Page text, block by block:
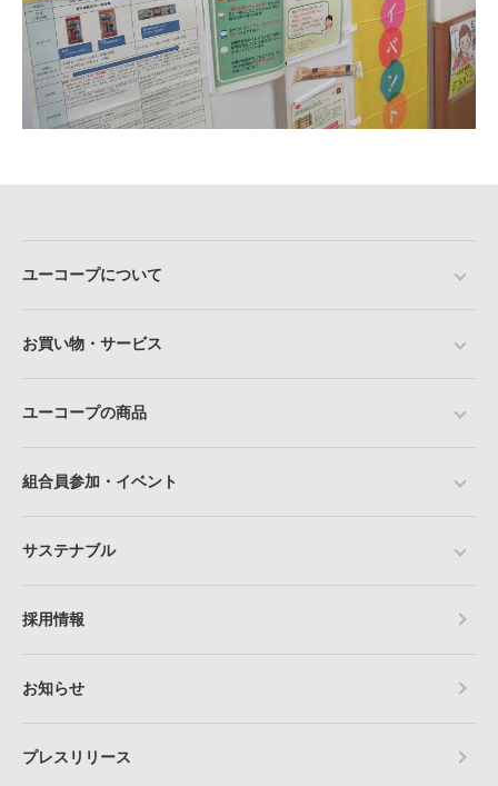
ユーコープについて
お買い物・サービス
ユーコープの商品
組合員参加・イベント
サステナブル
採用情報
お知らせ
プレスリリース